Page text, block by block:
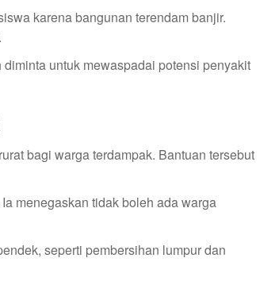
karena bangunan terendam banjir.
untuk mewaspadai potensi penyakit
bagi warga terdampak. Bantuan tersebut
menegaskan tidak boleh ada warga
seperti pembersihan lumpur dan